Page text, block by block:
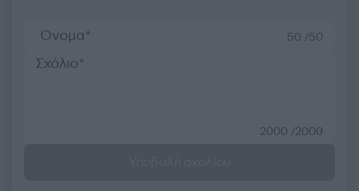
50 /50
2000 /2000